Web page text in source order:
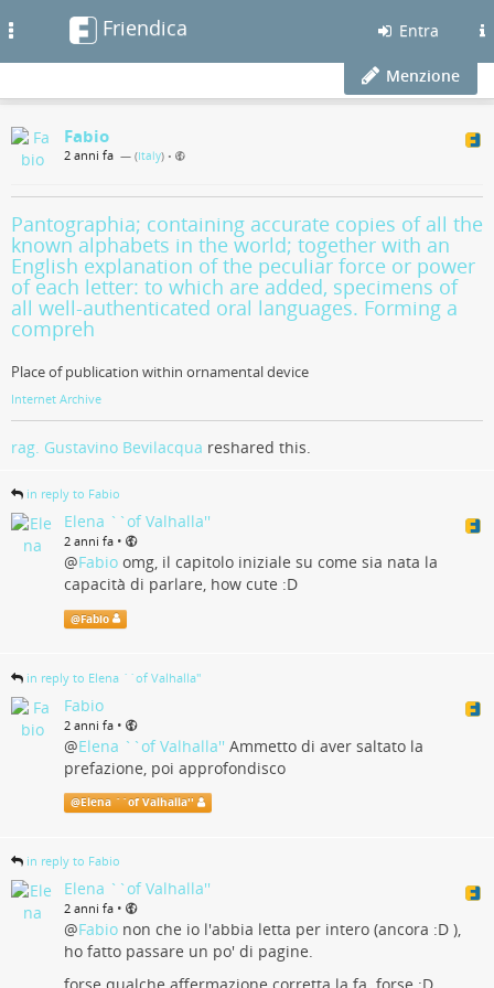
Friendica Entra
Menzione
Fabio
2 anni fa — (Italy) •
Pantographia; containing accurate copies of all the
known alphabets in the world; together with an
English explanation of the peculiar force or power
of each letter: to which are added, specimens of
all well-authenticated oral languages. Forming a
compreh
Place of publication within ornamental device
Internet Archive
rag. Gustavino Bevilacqua reshared this.
in reply to Fabio
Elena ``of Valhalla''
2 anni fa •
@Fabio omg, il capitolo iniziale su come sia nata la
capacità di parlare, how cute :D
@Fabio
in reply to Elena ``of Valhalla''
Fabio
2 anni fa •
@Elena ``of Valhalla'' Ammetto di aver saltato la
prefazione, poi approfondisco
@Elena ``of Valhalla''
in reply to Fabio
Elena ``of Valhalla''
2 anni fa •
@Fabio non che io l'abbia letta per intero (ancora :D ),
ho fatto passare un po' di pagine.